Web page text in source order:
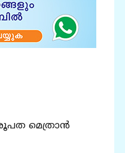
മെത്രാന്‍